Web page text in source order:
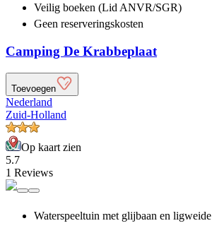
Veilig boeken (Lid ANVR/SGR)
Geen reserveringskosten
Camping De Krabbeplaat
Toevoegen
Nederland
Zuid-Holland
Op kaart zien
5.7
1 Reviews
Waterspeeltuin met glijbaan en ligweide